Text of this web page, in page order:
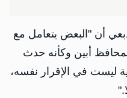
أن "‏البعض يتعامل مع
لمحافظ أبين وكأنه حدث
ليست في الإقرار نفسه،